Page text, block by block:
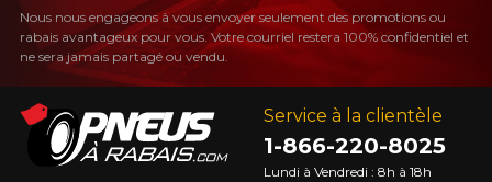
Service à la clientèle
1-866-220-8025
Lundi à Vendredi : 8h à 18h
Nous nous engageons à vous envoyer seulement des promotions ou
rabais avantageux pour vous. Votre courriel restera 100% confidentiel et
ne sera jamais partagé ou vendu.